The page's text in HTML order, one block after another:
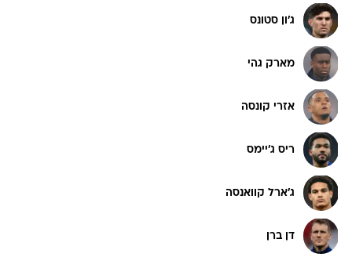
ג'ון סטונס
מארק גהי
אזרי קונסה
ריס ג'יימס
ג'ארל קוואנסה
דן ברן